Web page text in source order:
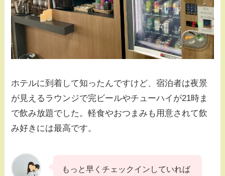
ホテルに到着して知ったんですけど、宿泊者は夜景
が見えるラウンジで完ビールやチューハイが21時ま
で飲み放題でした。軽食やおつまみも用意されて飲
み好きには最高です。
もっと早くチェックインしていれば